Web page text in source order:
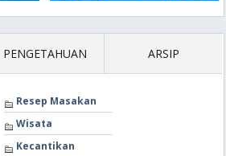
PENGETAHUAN ARSIP
Resep Masakan
Wisata
Kecantikan